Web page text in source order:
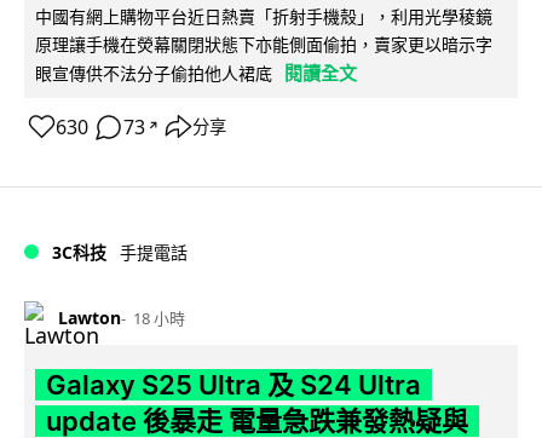
中國有網上購物平台近日熱賣「折射手機殼」，利用光學稜鏡
原理讓手機在熒幕關閉狀態下亦能側面偷拍，賣家更以暗示字
眼宣傳供不法分子偷拍他人裙底 閱讀全文
630 73 ↗ 分享
3C科技 手提電話
Lawton 18 小時
Galaxy S25 Ultra 及 S24 Ultra
update 後暴走 電量急跌兼發熱疑與